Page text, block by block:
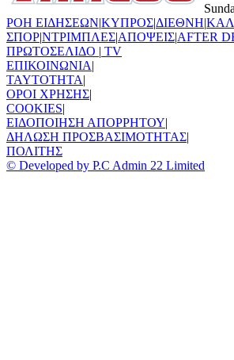
ΡΟΗ ΕΙΔΗΣΕΩΝ|ΚΥΠΡΟΣ|ΔΙΕΘΝΗ|
ΣΠΟΡ|ΝΤΡΙΜΠΛΕΣ|ΑΠΟΨΕΙΣ|AFTER
ΠΡΩΤΟΣΕΛΙΔΟ | TV
ΕΠΙΚΟΙΝΩΝΙΑ|
TAYTOTHTA|
ΟΡΟΙ ΧΡΗΣΗΣ|
COOKIES|
ΕΙΔΟΠΟΙΗΣΗ ΑΠΟΡΡΗΤΟΥ|
ΔΗΛΩΣΗ ΠΡΟΣΒΑΣΙΜΟΤΗΤΑΣ|
ΠΟΛΙΤΗΣ
© Developed by P.C Admin 22 Limited